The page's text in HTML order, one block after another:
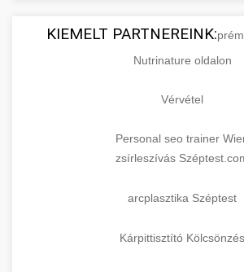
KIEMELT PARTNEREINK:
Nutrinature oldalon
Vérvétel
Personal seo trainer
zsírleszívás
arcplasztika Széptest
Kárpittisztító Kölcsönzés